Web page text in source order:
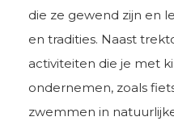
die ze gewend zijn en
en tradities. Naast
activiteiten die je met
ondernemen, zoals
zwemmen in